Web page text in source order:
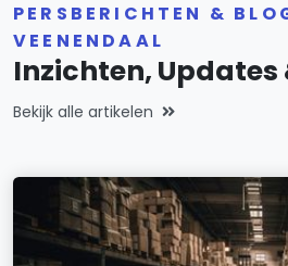
PERSBERICHTEN &
VEENENDAAL
Inzichten, Updates
Bekijk alle artikelen